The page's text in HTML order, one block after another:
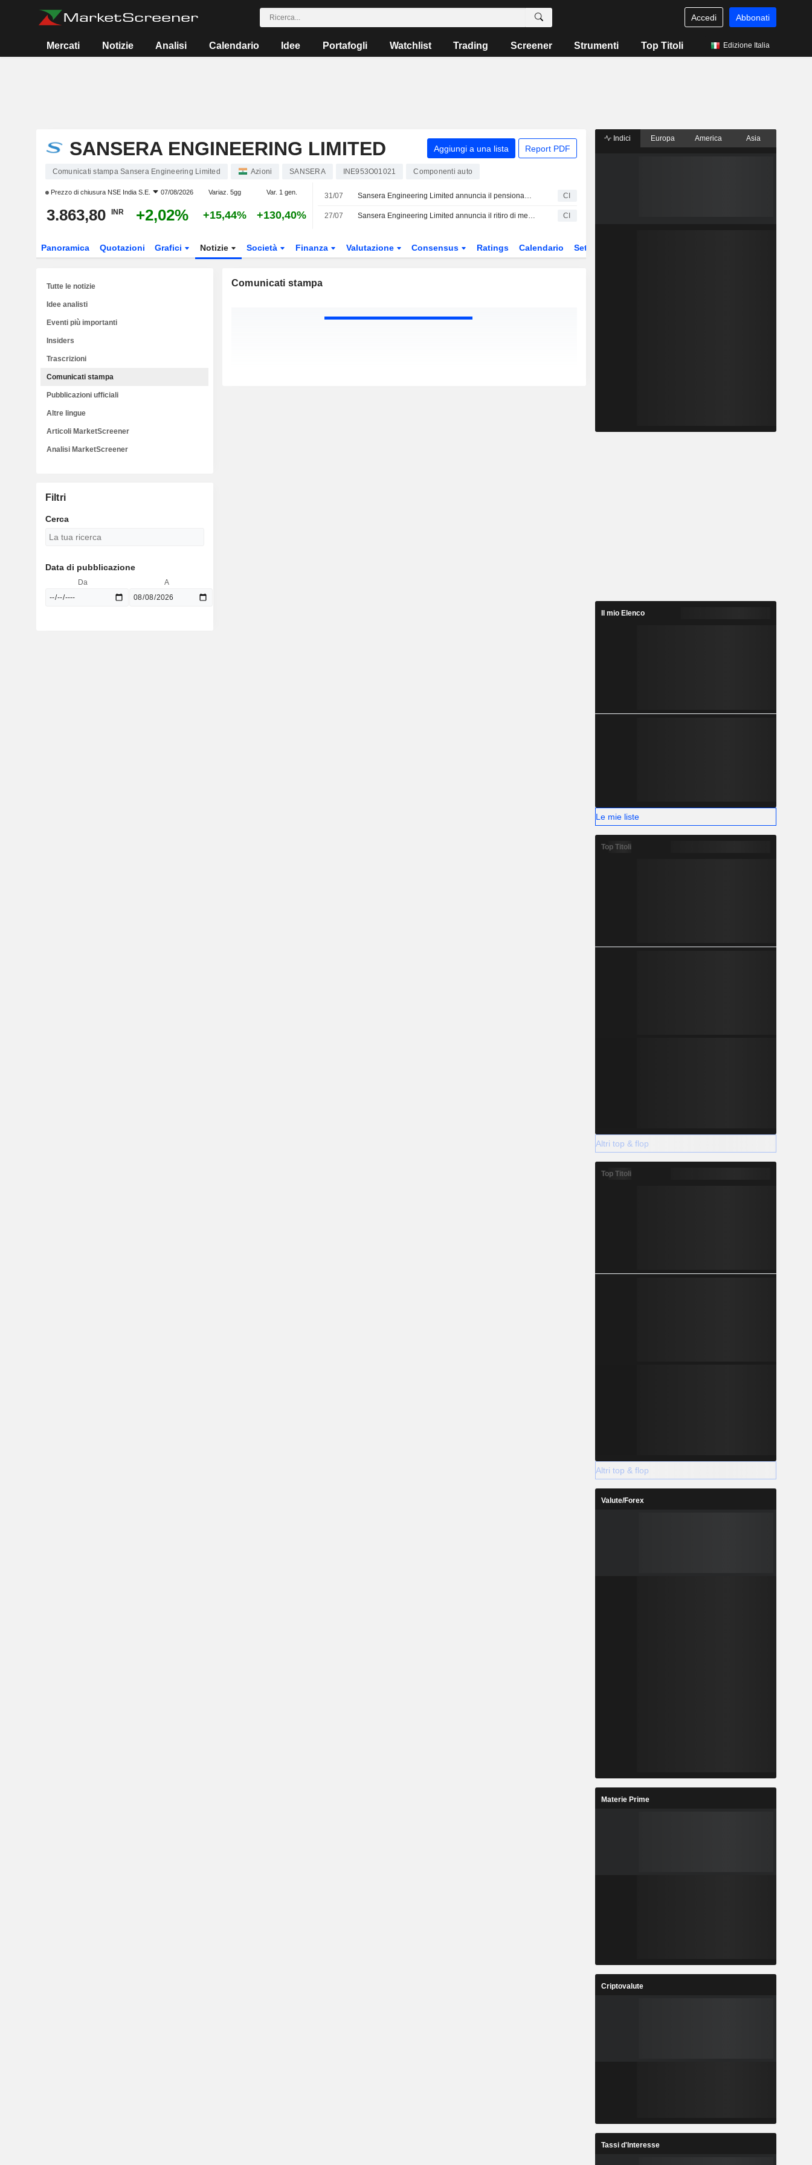
Accedi Abbonati
Mercati Notizie Analisi Calendario Idee Portafogli Watchlist Trading Screener Strumenti Top Titoli Edizione Italia
SANSERA ENGINEERING LIMITED Aggiungi a una lista Report PDF
Comunicati stampa Sansera Engineering Limited Azioni SANSERA INE953O01021 Componenti auto
Prezzo di chiusura NSE India S.E. 07/08/2026 Variaz. 5gg Var. 1 gen.
3.863,80 INR +2,02% +15,44% +130,40%
31/07 Sansera Engineering Limited annuncia il pensionamento di Puttaiah Ramanagaram Suresh, Chief Risk Officer e Responsabile della formazione aziendale e dei sistemi di qualità, a decorrere dal 31 luglio 2026 CI
27/07 Sansera Engineering Limited annuncia il ritiro di membri del Consiglio di Amministrazione e dei comitati con effetto dal 28 luglio 2026 CI
Panoramica Quotazioni Grafici Notizie Società Finanza Valutazione Consensus Ratings Calendario Settore
Comunicati stampa
Tutte le notizie
Idee analisti
Eventi più importanti
Insiders
Trascrizioni
Comunicati stampa
Pubblicazioni ufficiali
Altre lingue
Articoli MarketScreener
Analisi MarketScreener
Filtri
Cerca
Data di pubblicazione
Da A
Indici Europa America Asia
Il mio Elenco
Le mie liste
Top Titoli
Altri top & flop
Top Titoli
Altri top & flop
Valute/Forex
Materie Prime
Criptovalute
Tassi d'Interesse